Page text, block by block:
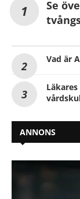
Se
Vad är
ANNONS